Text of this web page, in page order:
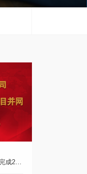
2025年我国非化石能源消费比重将超额完成20%的目标任务 | 乐鱼体育官网app下载